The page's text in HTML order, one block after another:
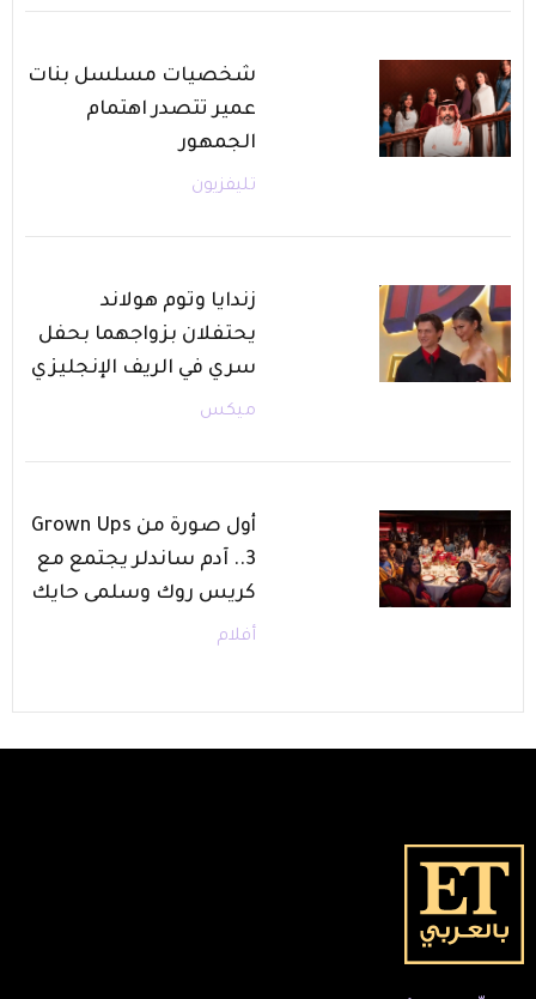
شخصيات مسلسل بنات
عمير تتصدر اهتمام
الجمهور
تليفزيون
زندايا وتوم هولاند
يحتفلان بزواجهما بحفل
سري في الريف الإنجليزي
ميكس
أول صورة من Grown Ups
3.. آدم ساندلر يجتمع مع
كريس روك وسلمى حايك
أفلام